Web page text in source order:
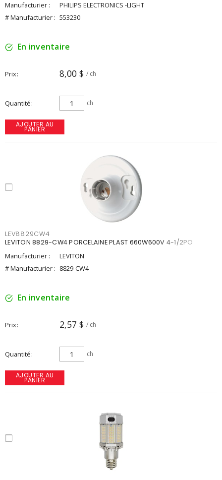
Manufacturier :
PHILIPS ELECTRONICS -LIGHT
# Manufacturier : 553230
En inventaire
Prix 8,00 $ / ch
Quantité ch
AJOUTER AU
PANIER
LEV8829CW4
LEVITON 8829-CW4 PORCELAINE PLAST 660W600V 4-1/2PO
Manufacturier :
LEVITON
# Manufacturier : 8829-CW4
En inventaire
Prix 2,57 $ / ch
Quantité ch
AJOUTER AU
PANIER